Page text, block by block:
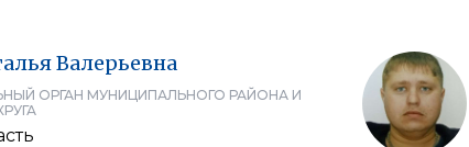
Валерьевна
ОРГАН МУНИЦИПАЛЬНОГО РАЙОНА И